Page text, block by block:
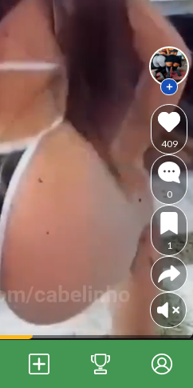
409
0
1